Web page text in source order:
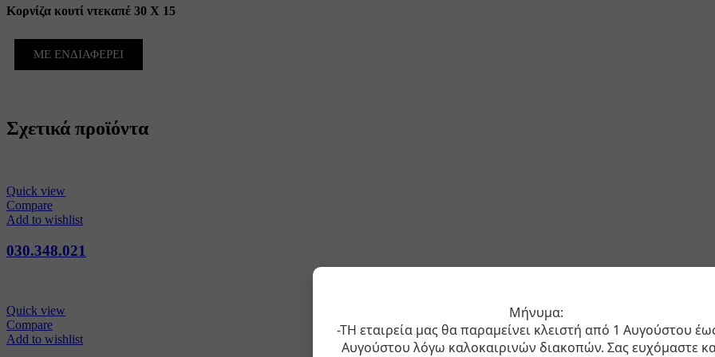
Κορνίζα κουτί ντεκαπέ 30 X 15
ΜΕ ΕΝΔΙΑΦΕΡΕΙ
Σχετικά προϊόντα
Quick view
Compare
Add to wishlist
030.348.021
Quick view
Compare
Add to wishlist
Μήνυμα:
-ΤΗ εταιρεία μας θα παραμείνει κλειστή από 1 Αυγούστου
Αυγούστου λόγω καλοκαιρινών διακοπών. Σας ευχόμαστε